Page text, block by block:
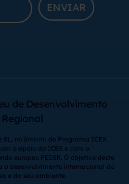
ENVIAR
de Desenvolvimento
Regional
SL, no âmbito do Programa ICEX
o apoio do ICEX e com o
europeu FEDER. O objetivo deste
o desenvolvimento internacional da
e do seu ambiente.